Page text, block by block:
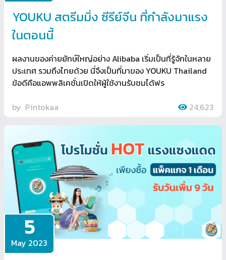
YOUKU สตรีมมิ่ง ซีรีย์จีน ที่กำลังมาแรง
ในตอนนี้
ผลงานของค่ายยักษ์ใหญ่อย่าง Alibaba เริ่มเป็นที่รู้จักในหลาย
ประเทศ รวมถึงไทยด้วย นี่จึงเป็นที่มาของ YOUKU Thailand
ข้อดีคือแอพพลิเคชั่นเปิดให้ผู้ใช้งานรับชมได้ฟร
by Pintokaa 24,623
5
May 2023